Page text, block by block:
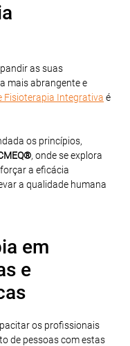
as suas
mais abrangente e
Fisioterapia Integrativa é
os princípios,
, onde se explora
a eficácia
a qualidade humana
em
e
os profissionais
de pessoas com estas